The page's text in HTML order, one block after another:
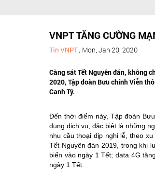
VNPT TĂNG CƯỜNG
Tin VNPT, Mon, Jan 20, 2020
Càng sát Tết Nguyên đán, không
2020, Tập đoàn Bưu chính Viễn
Canh Tý.
Đến thời điểm này, Tập đoàn
dụng dịch vụ, đặc biệt là những
nhu cầu thoại dịp nghỉ lễ, theo
Tết Nguyên đán 2019, trong khi
biến vào ngày 1 Tết; data 4G
ngày 1 Tết.